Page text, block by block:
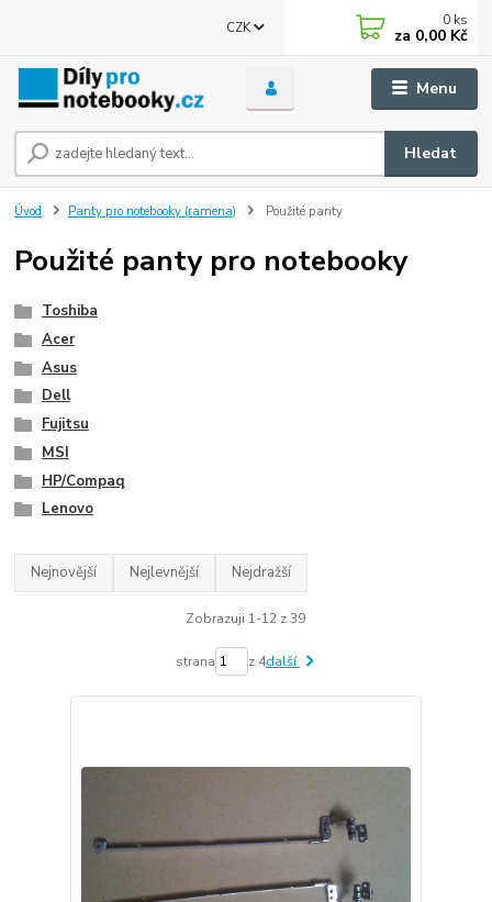
Menu
CZK
Hledat
0 ks
za 0,00 Kč
Úvod Panty pro notebooky (ramena) Použité panty
Použité panty pro notebooky
Toshiba
Acer
Asus
Dell
Fujitsu
MSI
HP/Compaq
Lenovo
Nejnovější Nejlevnější Nejdražší
Zobrazuji 1-12 z 39
strana z 4další